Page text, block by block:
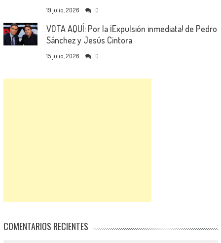
19 julio, 2026 0
VOTA AQUÍ: Por la ¡Expulsión inmediata! de Pedro
Sánchez y Jesús Cintora
15 julio, 2026 0
COMENTARIOS RECIENTES